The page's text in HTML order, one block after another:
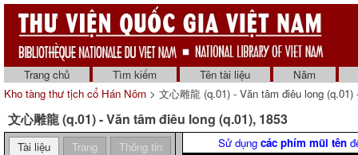
Trang chủ Tìm kiếm Tên tài liệu
Năm
Kho tàng thư tịch cổ Hán Nôm > 文心雕龍 (q.01) - Văn tâm điêu long (q.01)
文心雕龍 (q.01) - Văn tâm điêu long (q.01), 1853
Tài liệu Trang Thông tin Sử dụng các phím mũi tên